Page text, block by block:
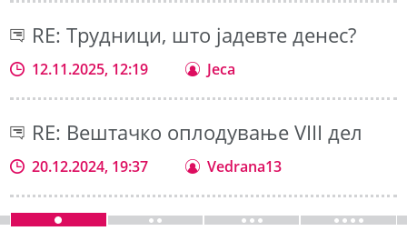
RE: Трудници, што јадевте денес?
12.11.2025, 12:19 Jeca
RE: Вештачко оплодување VIII дел
20.12.2024, 19:37 Vedrana13